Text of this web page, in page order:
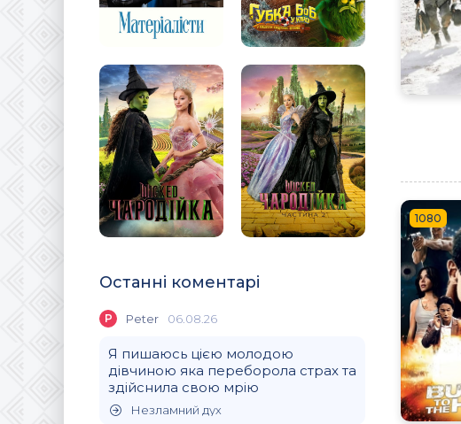
Останні коментарі
P Peter 06.08.26
Я пишаюсь цією молодою
дівчиною яка переборола страх та
здійснила свою мрію
Незламний дух
1080